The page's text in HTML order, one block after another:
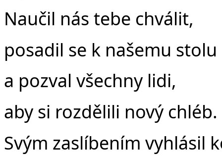
Naučil nás tebe chválit,
posadil se k našemu stolu
a pozval všechny lidi,
aby si rozdělili nový chléb.
Svým zaslíbením vyhlásil